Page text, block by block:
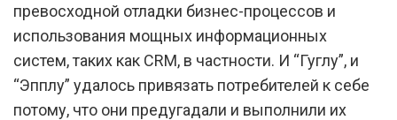
превосходной отладки бизнес-процессов и
использования мощных информационных
систем, таких как CRM, в частности. И “Гуглу”, и
“Эпплу” удалось привязать потребителей к себе
потому, что они предугадали и выполнили их